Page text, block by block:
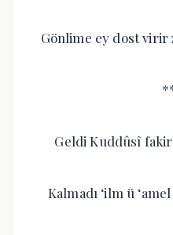
Gönlime ey dost virir
Geldi Kuddûsî
Kalmadı ‘ilm ü